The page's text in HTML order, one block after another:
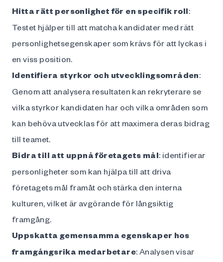
Hitta rätt personlighet för en specifik roll:
Testet hjälper till att matcha kandidater med rätt
personlighetsegenskaper som krävs för att lyckas i
en viss position.
Identifiera styrkor och utvecklingsområden:
Genom att analysera resultaten kan rekryterare se
vilka styrkor kandidaten har och vilka områden som
kan behöva utvecklas för att maximera deras bidrag
till teamet.
Bidra till att uppnå företagets mål: identifierar
personligheter som kan hjälpa till att driva
företagets mål framåt och stärka den interna
kulturen, vilket är avgörande för långsiktig
framgång.
Uppskatta gemensamma egenskaper hos
framgångsrika medarbetare: Analysen visar